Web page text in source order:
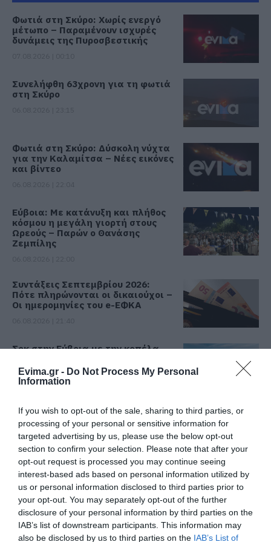
Evima.gr - Do Not Process My Personal
Information
If you wish to opt-out of the sale, sharing to third parties, or
processing of your personal or sensitive information for
targeted advertising by us, please use the below opt-out
section to confirm your selection. Please note that after your
opt-out request is processed you may continue seeing
interest-based ads based on personal information utilized by
us or personal information disclosed to third parties prior to
your opt-out. You may separately opt-out of the further
disclosure of your personal information by third parties on the
IAB’s list of downstream participants. This information may
also be disclosed by us to third parties on the IAB’s List of
Φωτιά στη Σκύρο: Χωρίς ενεργό
μέτωπο – Παραμένουν ισχυρές
δυνάμεις της Πυροσβεστικής
Συνελήφθη 63χρονη για τη φωτιά
στη Σκύρο
Φωτιά στη Σκύρο: Δύσκολη νύχτα
για την Καλαμίτσα – Νέες εικόνες
και βίντεο
Εύβοια: Με κατάνυξη και πλήθος
κόσμου η μεγάλη γιορτή στους
Ωρεούς – Παρών ο Θανάσης
Ζεμπίλης
Συντάξεις Σεπτεμβρίου 2026:
Πότε πληρώνονται οι δικαιούχοι –
Οι ημερομηνίες του e-ΕΦΚΑ
Σοκ στην Εύβοια με την κοπέλα
νεότερα για την υγεία της
06.08.2026 | 21:20
Νεότερα για τη Φωτιά στη Σκύρο:
Κινδύνευσε κτηνοτροφική μονάδα
– Νέο βίντεο
06.08.2026 | 21:00
Καφές: Τα οφέλη της μέτριας
κατανάλωσης σύμφωνα με ειδικό
στο μικροβίωμα του εντέρου
06.08.2026 | 21:00
ΠΕΡΙΣΣΟΤΕΡΑ ΑΠΟ ΕΙΔΗΣΕΙΣ ΕΥΒΟΙΑ